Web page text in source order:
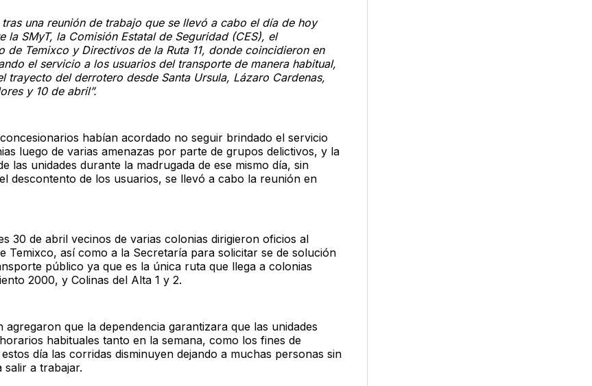
tras una reunión de trabajo que se llevó a cabo el día de hoy
la SMyT, la Comisión Estatal de Seguridad (CES), el
de Temixco y Directivos de la Ruta 11, donde coincidieron en
el servicio a los usuarios del transporte de manera habitual,
trayecto del derrotero desde Santa Ursula, Lázaro Cardenas,
y 10 de abril”.
habían acordado no seguir brindado el servicio
luego de varias amenazas por parte de grupos delictivos, y la
las unidades durante la madrugada de ese mismo día, sin
descontento de los usuarios, se llevó a cabo la reunión en
30 de abril vecinos de varias colonias dirigieron oficios al
Temixco, así como a la Secretaría para solicitar se de solución
público ya que es la única ruta que llega a colonias
2000, y Colinas del Alta 1 y 2.
agregaron que la dependencia garantizara que las unidades
habituales tanto en la semana, como los fines de
día las corridas disminuyen dejando a muchas personas sin
a trabajar.